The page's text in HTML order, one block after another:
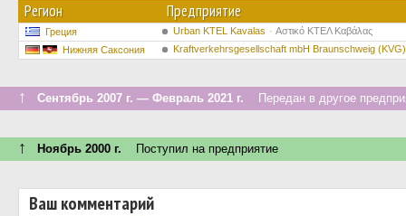
Регион Предприятие
Греция Urban KTEL Kavalas
Αστικό ΚΤΕΛ Καβάλας
Нижняя Саксония
Kraftverkehrsgesellschaft mbH Braunschweig (KVG)
↑ Сентябрь 2007 г. — Февраль 2021 г. Передан в другое
↑ Ноябрь 2000 г. Поступил на предприятие
Ваш комментарий